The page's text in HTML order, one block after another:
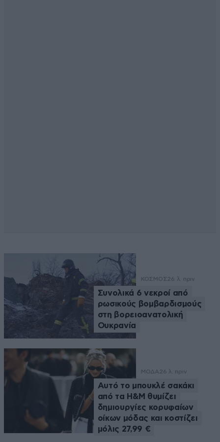
ΚΟΣΜΟΣ26 λ. πριν
Συνολικά 6 νεκροί από
ρωσικούς βομβαρδισμούς
στη βορειοανατολική
Ουκρανία
ΜΟΔΑ26 λ. πριν
Αυτό το μπουκλέ σακάκι
από τα H&M θυμίζει
δημιουργίες κορυφαίων
οίκων μόδας και κοστίζει
μόλις 27,99 €